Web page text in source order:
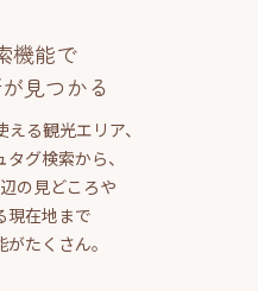
機能で
見つかる
る観光エリア、
グ検索から、
の見どころや
現在地まで
たくさん。